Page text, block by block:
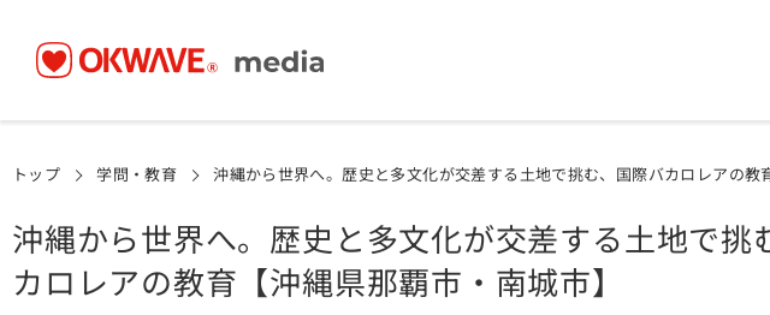
トップ 学問・教育 沖縄から世界へ。歴史と多文化が交差する土地で挑む、国際バカロレアの教
沖縄から世界へ。歴史と多文化が交差する土地で挑
カロレアの教育【沖縄県那覇市・南城市】